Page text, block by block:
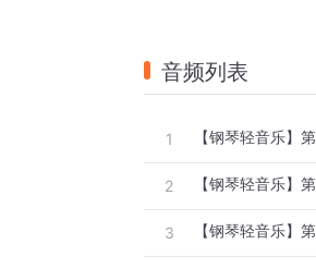
音频列表
1
2
3